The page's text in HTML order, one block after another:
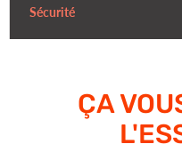
Sécurité
ÇA